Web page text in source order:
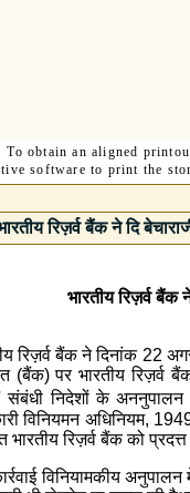
:To obtain an aligned
software to print the
रिज़र्व बैंक ने दि
भारतीय रिज़र्व बैंक
रिज़र्व बैंक ने दिनांक 22
(बैंक) पर भारतीय रिज़र्व
संबंधी निदेशों के
विनियमन अधिनियम,
भारतीय रिज़र्व बैंक को
विनियामकीय